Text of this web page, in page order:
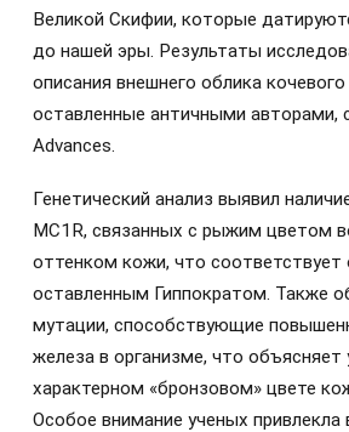
Великой Скифии, которые
до нашей эры. Результаты
описания внешнего облика кочевого
оставленные античными авторами,
Advances.
Генетический анализ выявил
MC1R, связанных с рыжим цветом
оттенком кожи, что соответствует
оставленным Гиппократом. Также
мутации, способствующие
железа в организме, что объясняет
характерном «бронзовом» цвете
Особое внимание ученых привлекла